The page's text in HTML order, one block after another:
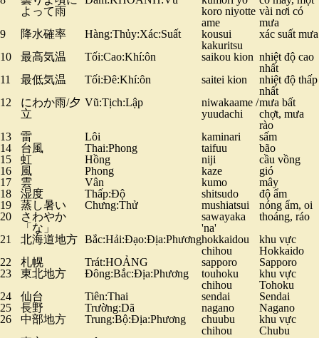
よって雨
koro niyotte
ame
vài nơi có
mưa
9
降水確率 Hàng:Thủy:Xác:Suất
kousui
kakuritsu
xác suất mưa
10
最高気温 Tối:Cao:Khí:ôn saikou kion nhiệt độ cao
nhất
11
最低気温 Tối:Đê:Khí:ôn saitei kion
nhiệt độ thấp
nhất
12
にわか雨/夕
立
Vũ:Tịch:Lập
niwakaame /
yuudachi
mưa bất
chợt, mưa
rào
13
雷 Lôi kaminari
sấm
14
台風 Thai:Phong taifuu
bão
15
虹 Hồng niji
cầu vồng
16
風 Phong kaze
gió
17
雲 Vân kumo
mây
18
湿度 Thấp:Độ shitsudo
độ ẩm
19
蒸し暑い Chưng:Thử mushiatsui
nóng ẩm, oi
20
さわやか
「な」
sawayaka
'na'
thoáng, ráo
21
北海道地方 Bắc:Hải:Đạo:Địa:Phươnghokkaidou
chihou
khu vực
Hokkaido
22
札幌 Trát:HOẢNG sapporo
Sapporo
23
東北地方 Đông:Bắc:Địa:Phương
touhoku
chihou
khu vực
Tohoku
24
仙台 Tiên:Thai sendai
Sendai
25
長野 Trường:Dã nagano
Nagano
26
中部地方 Trung:Bộ:Địa:Phương
chuubu
chihou
khu vực
Chubu